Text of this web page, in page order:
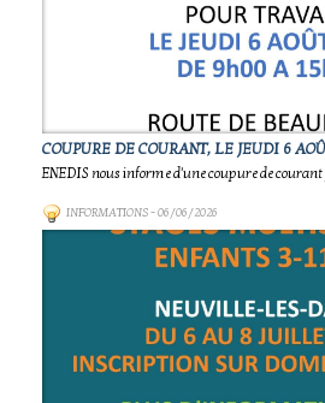
COUPURE DE COURANT, LE JEUDI 6
ENEDIS nous informe d'une coupure de
INFORMATIONS- 06/06/2026